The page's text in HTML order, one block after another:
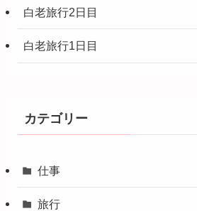
白老旅行2日目
白老旅行1日目
カテゴリー
仕事
旅行